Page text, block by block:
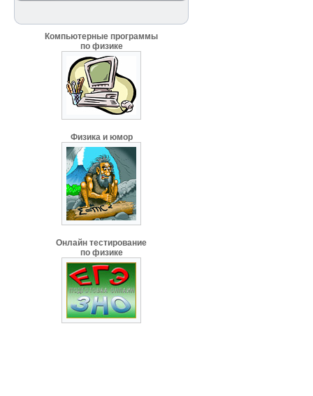
Компьютерные программы
по физике
Физика и юмор
Онлайн тестирование
по физике